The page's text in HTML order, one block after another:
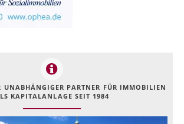
UNABHÄNGIGER PARTNER FÜR IMMOBILIEN
KAPITALANLAGE SEIT 1984